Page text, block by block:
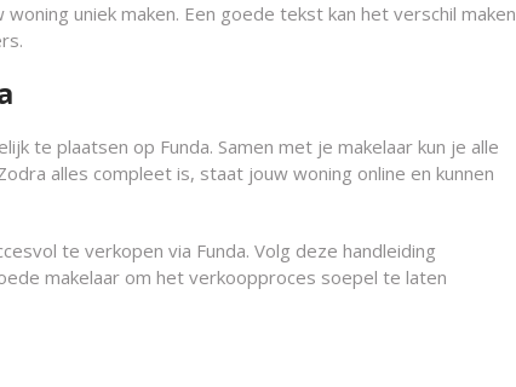
uniek maken. Een goede tekst kan het verschil maken
te plaatsen op Funda. Samen met je makelaar kun je alle
alles compleet is, staat jouw woning online en kunnen
te verkopen via Funda. Volg deze handleiding
makelaar om het verkoopproces soepel te laten